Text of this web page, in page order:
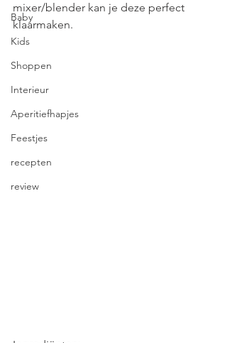
Baby
Kids
Shoppen
Interieur
Aperitiefhapjes
Feestjes
recepten
review
mixer/blender kan je deze perfect
klaarmaken.